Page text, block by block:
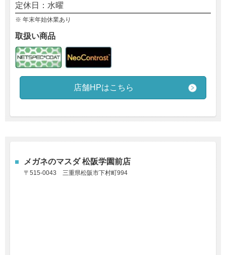
定休日：水曜
※ 年末年始休業あり
取扱い商品
店舗HPはこちら
メガネのマスダ 松阪学園前店
〒515-0043 三重県松阪市下村町994